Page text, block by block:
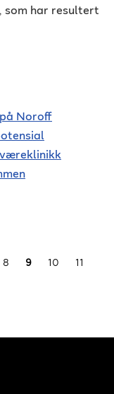
som har resultert
Noroff
8 9 10 11